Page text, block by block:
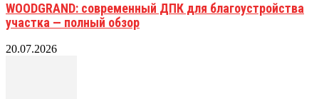
WOODGRAND: современный ДПК для благоустройства
участка — полный обзор
20.07.2026